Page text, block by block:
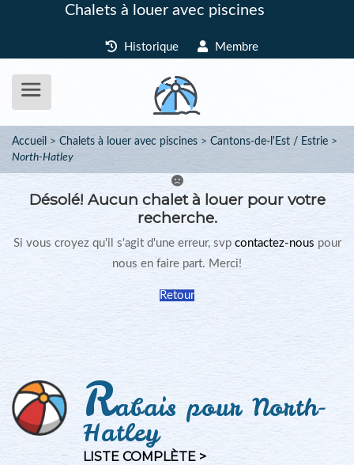
Chalets à louer avec piscines
Historique Membre
Accueil Chalets à louer avec piscines
Cantons-de-l'Est / Estrie
North-Hatley
Désolé! Aucun chalet à louer pour votre
recherche.
Si vous croyez qu'il s'agit d'une erreur, svp contactez-nous pour
nous en faire part. Merci!
Retour
Rabais pour North-
Hatley
LISTE COMPLÈTE >